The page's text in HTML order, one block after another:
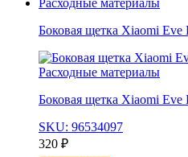
Боковая щетка Xiaomi
Расходные материалы
Боковая щетка Xiaomi
SKU: 96534097
320 ₽